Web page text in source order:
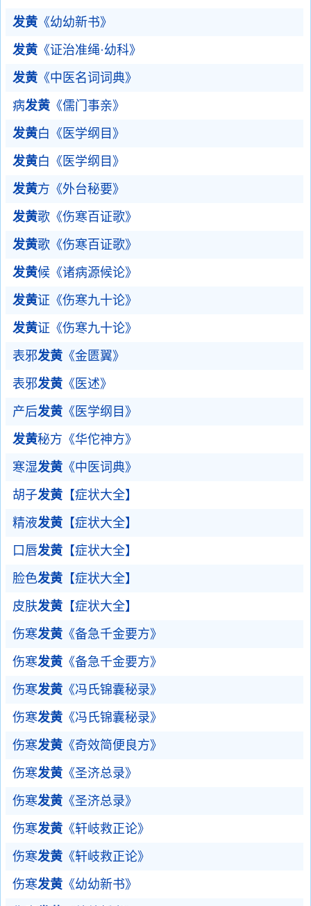
发黄 《幼幼新书》
发黄 《证治准绳·幼科》
发黄 《中医名词词典》
病发黄 《儒门事亲》
发黄白《医学纲目》
发黄白《医学纲目》
发黄方《外台秘要》
发黄歌《伤寒百证歌》
发黄歌《伤寒百证歌》
发黄候《诸病源候论》
发黄证《伤寒九十论》
发黄证《伤寒九十论》
表邪发黄 《金匮翼》
表邪发黄 《医述》
产后发黄 《医学纲目》
发黄秘方《华佗神方》
寒湿发黄 《中医词典》
胡子发黄 【症状大全】
精液发黄 【症状大全】
口唇发黄 【症状大全】
脸色发黄 【症状大全】
皮肤发黄 【症状大全】
伤寒发黄 《备急千金要方》
伤寒发黄 《备急千金要方》
伤寒发黄 《冯氏锦囊秘录》
伤寒发黄 《冯氏锦囊秘录》
伤寒发黄 《奇效简便良方》
伤寒发黄 《圣济总录》
伤寒发黄 《圣济总录》
伤寒发黄 《轩岐救正论》
伤寒发黄 《轩岐救正论》
伤寒发黄 《幼幼新书》